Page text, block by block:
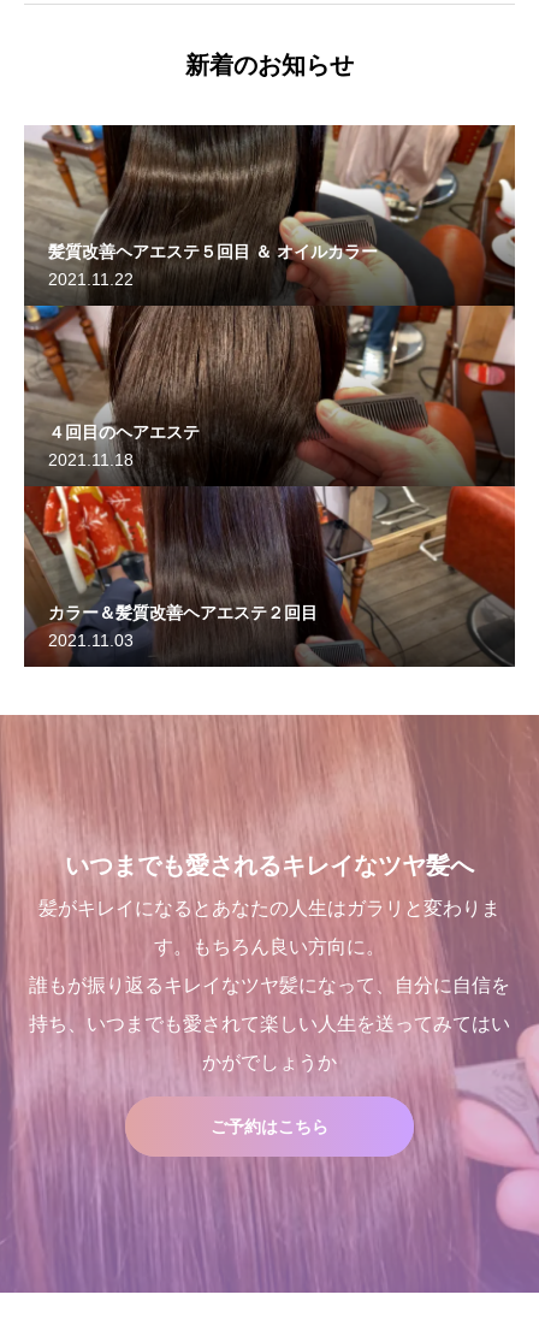
新着のお知らせ
髪質改善ヘアエステ５回目 ＆ オイルカラー
2021.11.22
４回目のヘアエステ
2021.11.18
カラー＆髪質改善ヘアエステ２回目
2021.11.03
いつまでも愛されるキレイなツヤ髪へ
髪がキレイになるとあなたの人生はガラリと変わりま
す。もちろん良い方向に。
誰もが振り返るキレイなツヤ髪になって、自分に自信を
持ち、いつまでも愛されて楽しい人生を送ってみてはい
かがでしょうか
ご予約はこちら